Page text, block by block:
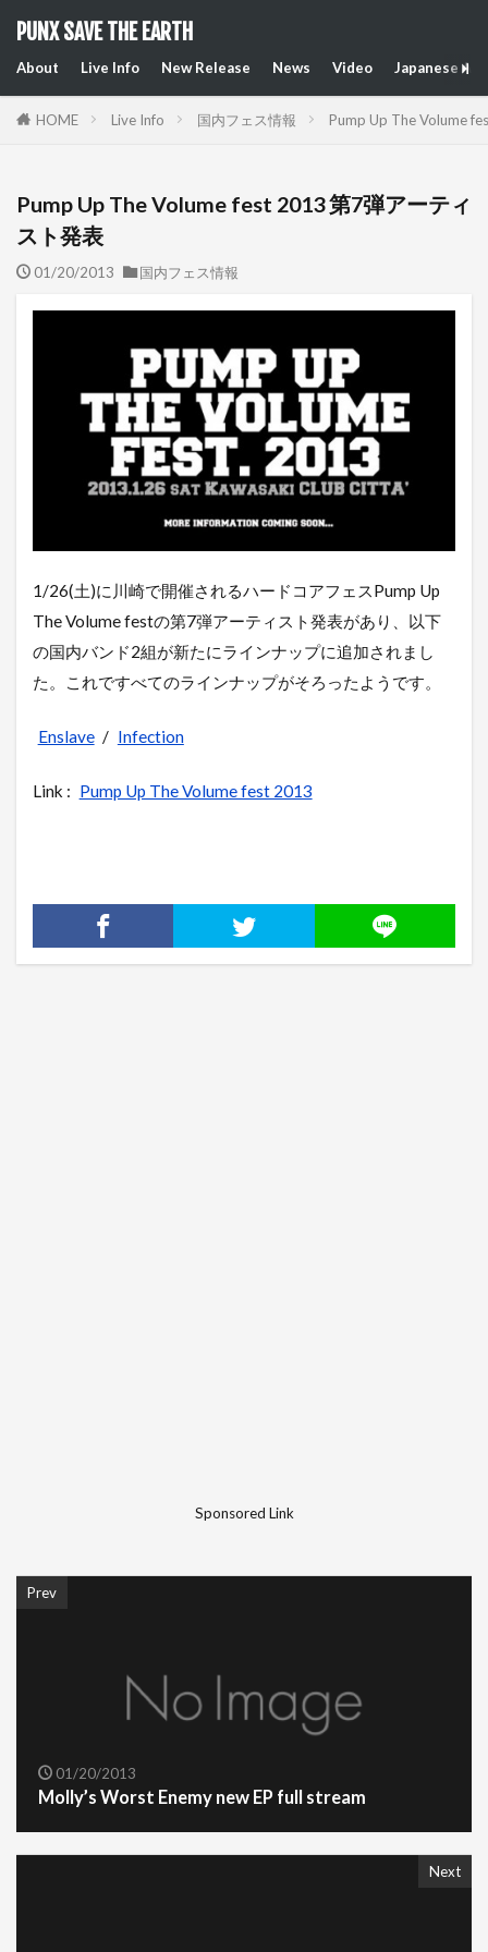
PUNX SAVE THE EARTH
About Live Info New Release News Video Japanese
HOME Live Info 国内フェス情報 Pump Up The Volume
Pump Up The Volume fest 2013 第7弾アーティ
スト発表
01/20/2013 国内フェス情報
1/26(土)に川崎で開催されるハードコアフェスPump Up
The Volume festの第7弾アーティスト発表があり、以下
の国内バンド2組が新たにラインナップに追加されまし
た。これですべてのラインナップがそろったようです。
Enslave / Infection
Link : Pump Up The Volume fest 2013
Sponsored Link
Prev
01/20/2013
Molly’s Worst Enemy new EP full stream
Next